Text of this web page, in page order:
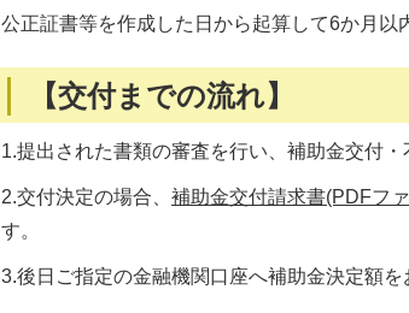
公正証書等を作成した日から起算して6か月以
【交付までの流れ】
1.提出された書類の審査を行い、補助金交付・
2.交付決定の場合、 補助金交付請求書(PDFフ
す。
3.後日ご指定の金融機関口座へ補助金決定額を